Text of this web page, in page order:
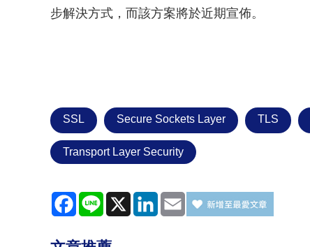
步解決方式，而該方案將於近期宣佈。
SSL Secure Sockets Layer TLS
Transport Layer Security
Facebook
Line X LinkedInEmail